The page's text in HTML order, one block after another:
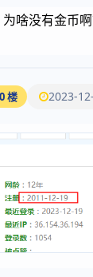
啥没有金币啊
楼 2023-